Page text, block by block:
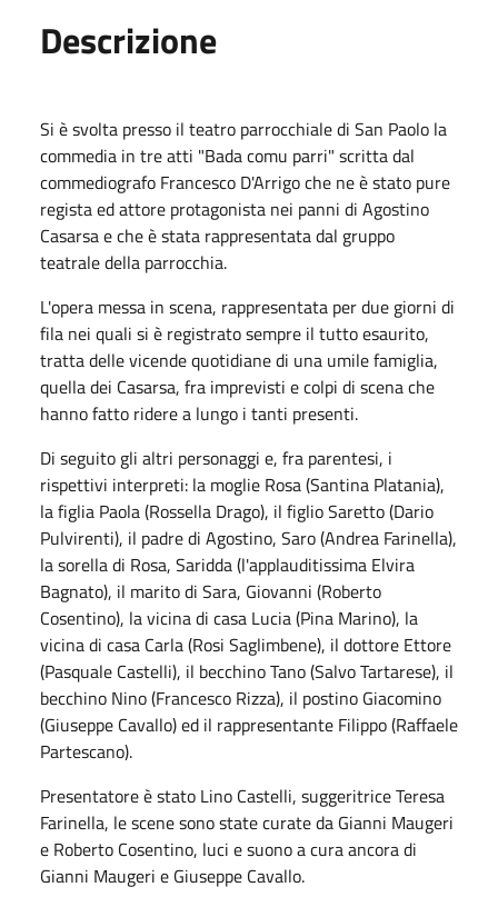
Descrizione
Si è svolta presso il teatro parrocchiale di San Paolo la
commedia in tre atti "Bada comu parri" scritta dal
commediografo Francesco D'Arrigo che ne è stato pure
regista ed attore protagonista nei panni di Agostino
Casarsa e che è stata rappresentata dal gruppo
teatrale della parrocchia.
L'opera messa in scena, rappresentata per due giorni di
fila nei quali si è registrato sempre il tutto esaurito,
tratta delle vicende quotidiane di una umile famiglia,
quella dei Casarsa, fra imprevisti e colpi di scena che
hanno fatto ridere a lungo i tanti presenti.
Di seguito gli altri personaggi e, fra parentesi, i
rispettivi interpreti: la moglie Rosa (Santina Platania),
la figlia Paola (Rossella Drago), il figlio Saretto (Dario
Pulvirenti), il padre di Agostino, Saro (Andrea Farinella),
la sorella di Rosa, Saridda (l'applauditissima Elvira
Bagnato), il marito di Sara, Giovanni (Roberto
Cosentino), la vicina di casa Lucia (Pina Marino), la
vicina di casa Carla (Rosi Saglimbene), il dottore Ettore
(Pasquale Castelli), il becchino Tano (Salvo Tartarese), il
becchino Nino (Francesco Rizza), il postino Giacomino
(Giuseppe Cavallo) ed il rappresentante Filippo (Raffaele
Partescano).
Presentatore è stato Lino Castelli, suggeritrice Teresa
Farinella, le scene sono state curate da Gianni Maugeri
e Roberto Cosentino, luci e suono a cura ancora di
Gianni Maugeri e Giuseppe Cavallo.